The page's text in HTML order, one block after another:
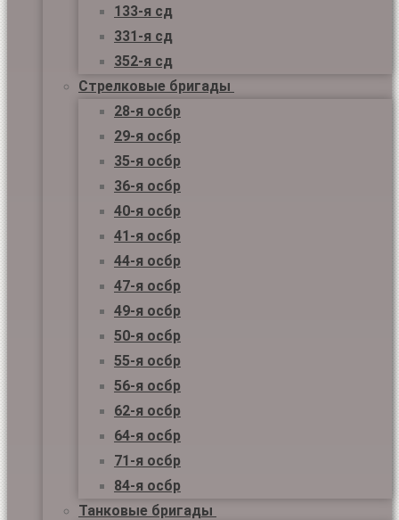
133-я сд
331-я сд
352-я сд
Стрелковые бригады
28-я осбр
29-я осбр
35-я осбр
36-я осбр
40-я осбр
41-я осбр
44-я осбр
47-я осбр
49-я осбр
50-я осбр
55-я осбр
56-я осбр
62-я осбр
64-я осбр
71-я осбр
84-я осбр
Танковые бригады